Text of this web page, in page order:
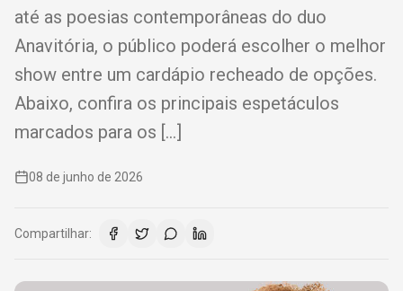
até as poesias contemporâneas do duo
Anavitória, o público poderá escolher o melhor
show entre um cardápio recheado de opções.
Abaixo, confira os principais espetáculos
marcados para os […]
08 de junho de 2026
Compartilhar: